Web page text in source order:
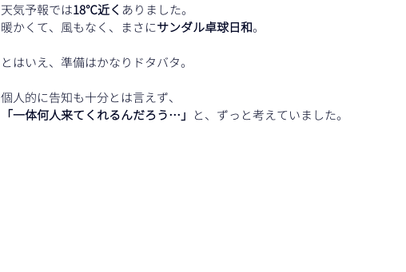
天気予報では18℃近く ありました。
暖かくて、風もなく、まさにサンダル卓球日和。
とはいえ、準備はかなりドタバタ。
個人的に告知も十分とは言えず、
「一体何人来てくれるんだろう…」 と、ずっと考えていました。